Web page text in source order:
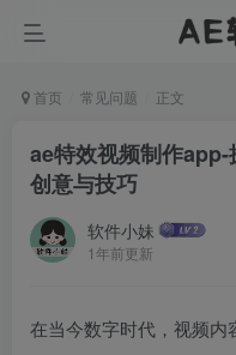
首页 常见问题 正文
ae特效视频制作
创意与技巧
软件小妹
1年前更新
在当今数字时代，视频内